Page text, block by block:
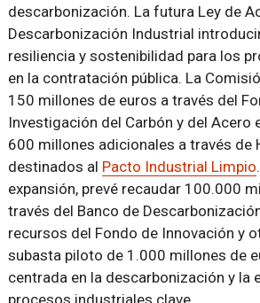
descarbonización. La futura Ley de
Descarbonización Industrial
resiliencia y sostenibilidad para los
en la contratación pública. La
150 millones de euros a través del
Investigación del Carbón y del Acero
600 millones adicionales a través de
destinados al Pacto Industrial Limpio
expansión, prevé recaudar 100.000
través del Banco de
recursos del Fondo de Innovación y
subasta piloto de 1.000 millones de
centrada en la descarbonización y la